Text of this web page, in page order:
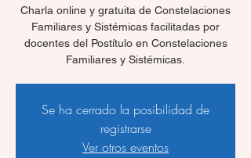
Charla online y gratuita de Constelaciones
Familiares y Sistémicas facilitadas por
docentes del Postítulo en Constelaciones
Familiares y Sistémicas.
Se ha cerrado la posibilidad de
registrarse
Ver otros eventos